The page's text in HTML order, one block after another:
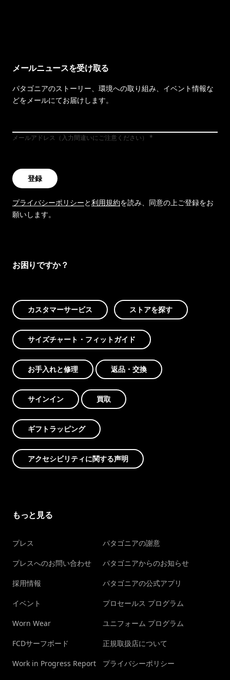
メールニュースを受け取る
パタゴニアのストーリー、環境への取り組み、イベント情報な
どをメールにてお届けします。
メールアドレス（入力間違いにご注意ください）
登録
プライバシーポリシーと利用規約を読み、同意の上ご登録をお
願いします。
お困りですか？
カスタマーサービス ストアを探す
サイズチャート・フィットガイド
お手入れと修理 返品・交換
サインイン 買取
ギフトラッピング
アクセシビリティに関する声明
もっと見る
プレス
プレスへのお問い合わせ
採用情報
イベント
Worn Wear
FCDサーフボード
Work in Progress Report
パタゴニアの謝意
パタゴニアからのお知らせ
パタゴニアの公式アプリ
プロセールス プログラム
ユニフォーム プログラム
正規取扱店について
プライバシーポリシー